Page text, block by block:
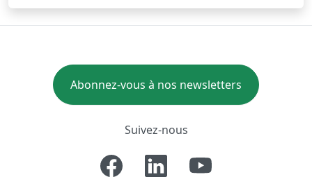
Abonnez-vous à nos newsletters
Suivez-nous